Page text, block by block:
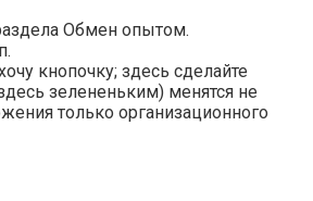
Обмен опытом.
кнопочку; здесь сделайте
зелененьким) менятся не
только организационного